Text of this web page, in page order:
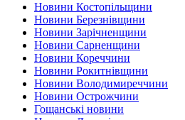
Новини Костопільщини
Новини Березнівщини
Новини Зарічненщини
Новини Сарненщини
Новини Кореччини
Новини Рокитнівщини
Новини Володимиреччини
Новини Острожчини
Гощанські новини